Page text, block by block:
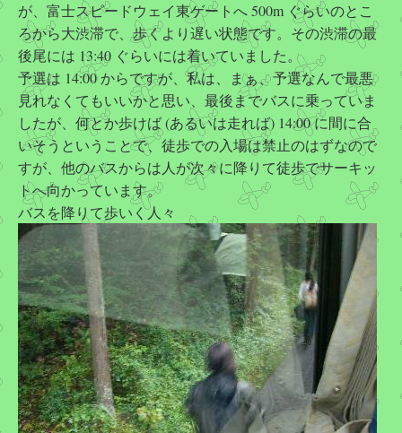
が、富士スピードウェイ東ゲートへ 500m ぐらいのとこ
ろから大渋滞で、歩くより遅い状態です。その渋滞の最
後尾には 13:40 ぐらいには着いていました。
予選は 14:00 からですが、私は、まぁ、予選なんで最悪
見れなくてもいいかと思い、最後までバスに乗っていま
したが、何とか歩けば (あるいは走れば) 14:00 に間に合
いそうということで、徒歩での入場は禁止のはずなので
すが、他のバスからは人が次々に降りて徒歩でサーキッ
トへ向かっています。
バスを降りて歩いく人々